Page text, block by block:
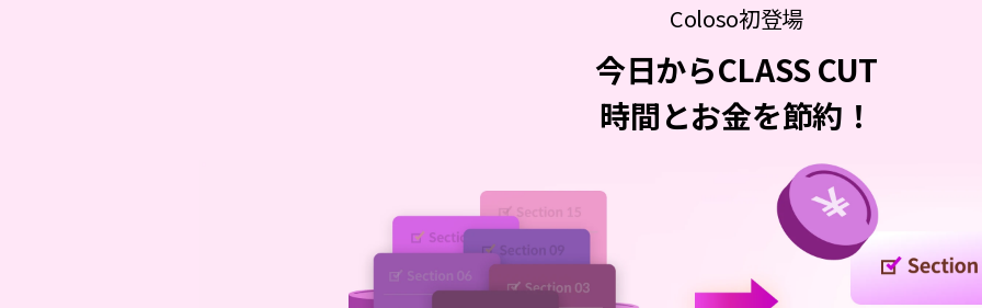
Coloso初登場
今日からCLASS CUT
時間とお金を節約！